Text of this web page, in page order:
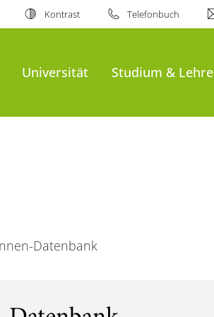
Kontrast Telefonbuch
Universität Studium & Lehre
Datenbank